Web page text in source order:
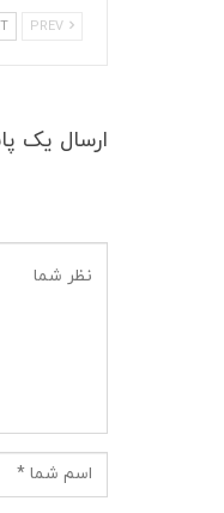
ارسال یک